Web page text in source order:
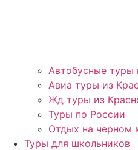
Автобусные туры
Авиа туры из
Жд туры из
Туры по России
Отдых на черном
Туры для школьников